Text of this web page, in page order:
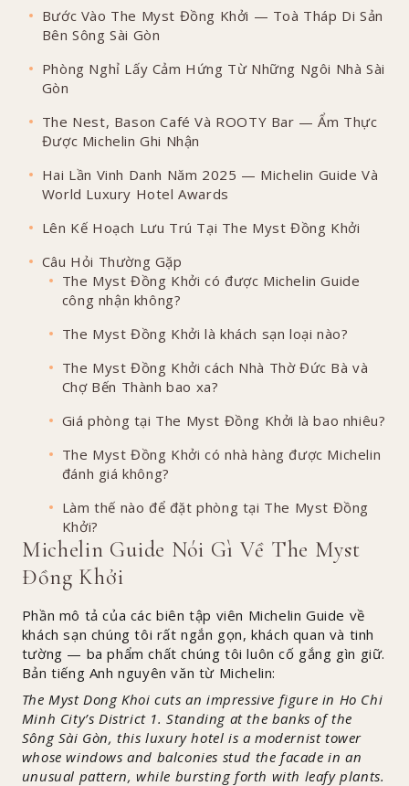
Bước Vào The Myst Đồng Khởi — Toà Tháp Di Sản
Bên Sông Sài Gòn
Phòng Nghỉ Lấy Cảm Hứng Từ Những Ngôi Nhà Sài
Gòn
The Nest, Bason Café Và ROOTY Bar — Ẩm Thực
Được Michelin Ghi Nhận
Hai Lần Vinh Danh Năm 2025 — Michelin Guide Và
World Luxury Hotel Awards
Lên Kế Hoạch Lưu Trú Tại The Myst Đồng Khởi
Câu Hỏi Thường Gặp
The Myst Đồng Khởi có được Michelin Guide
công nhận không?
The Myst Đồng Khởi là khách sạn loại nào?
The Myst Đồng Khởi cách Nhà Thờ Đức Bà và
Chợ Bến Thành bao xa?
Giá phòng tại The Myst Đồng Khởi là bao nhiêu?
The Myst Đồng Khởi có nhà hàng được Michelin
đánh giá không?
Làm thế nào để đặt phòng tại The Myst Đồng
Khởi?
Michelin Guide Nói Gì Về The Myst
Đồng Khởi
Phần mô tả của các biên tập viên Michelin Guide về
khách sạn chúng tôi rất ngắn gọn, khách quan và tinh
tường — ba phẩm chất chúng tôi luôn cố gắng gìn giữ.
Bản tiếng Anh nguyên văn từ Michelin:
The Myst Dong Khoi cuts an impressive figure in Ho Chi
Minh City’s District 1. Standing at the banks of the
Sông Sài Gòn, this luxury hotel is a modernist tower
whose windows and balconies stud the facade in an
unusual pattern, while bursting forth with leafy plants.